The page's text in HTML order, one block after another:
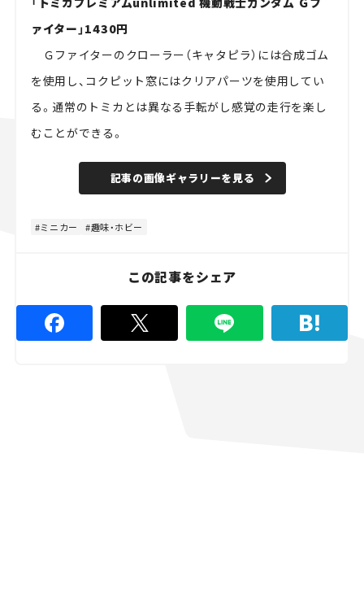
ァイター」1430円
Ｇファイターのクローラー（キャタピラ）には合成ゴム
を使用し、コクピット窓にはクリアパーツを使用してい
る。通常のトミカとは異なる手転がし感覚の走行を楽し
むことができる。
記事の画像ギャラリーを見る
ミニカー 趣味・ホビー
この記事をシェア